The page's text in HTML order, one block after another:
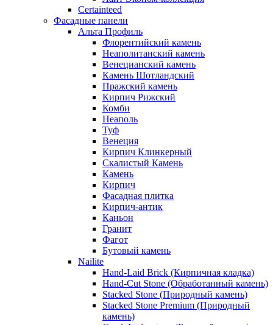
Certainteed
Фасадные панели
Альта Профиль
Флорентийский камень
Неаполитанский камень
Венецианский камень
Камень Шотландский
Пражский камень
Кирпич Рижский
Комби
Неаполь
Туф
Венеция
Кирпич Клинкерный
Скалистый Камень
Камень
Кирпич
Фасадная плитка
Кирпич-антик
Каньон
Гранит
Фагот
Бутовый камень
Nailite
Hand-Laid Brick (Кирпичная кладка)
Hand-Cut Stone (Обработанный камень)
Stacked Stone (Природный камень)
Stacked Stone Premium (Природный
камень)